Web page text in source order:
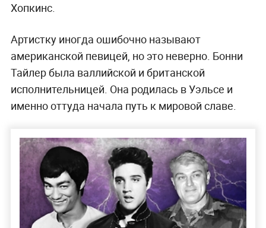
Хопкинс.
Артистку иногда ошибочно называют
американской певицей, но это неверно. Бонни
Тайлер была валлийской и британской
исполнительницей. Она родилась в Уэльсе и
именно оттуда начала путь к мировой славе.